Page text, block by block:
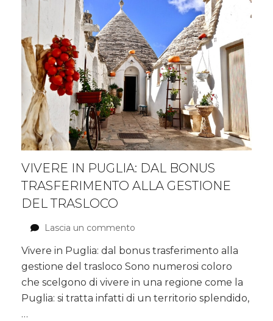
VIVERE IN PUGLIA: DAL BONUS
TRASFERIMENTO ALLA GESTIONE
DEL TRASLOCO
Lascia un commento
in
Puglia:
dal
trasferimento
Vivere in Puglia: dal bonus trasferimento alla
gestione del trasloco Sono numerosi coloro
che scelgono di vivere in una regione come la
Puglia: si tratta infatti di un territorio splendido,
…